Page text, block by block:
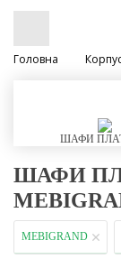
Головна
ШАФИ
ШАФИ
MEBIGRAND